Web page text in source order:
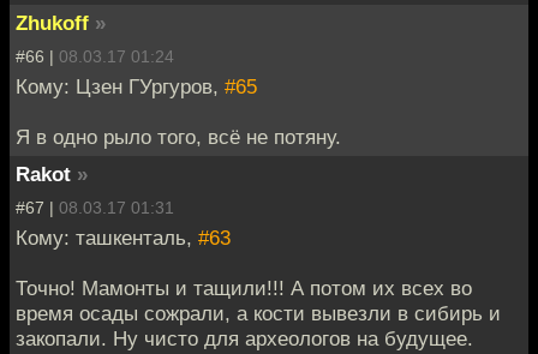
Zhukoff »
#66 | 08.03.17 01:24
Кому: Цзен ГУргуров, #65
Я в одно рыло того, всё не потяну.
Rakot »
#67 | 08.03.17 01:31
Кому: ташкенталь, #63
Точно! Мамонты и тащили!!! А потом их всех во
время осады сожрали, а кости вывезли в сибирь и
закопали. Ну чисто для археологов на будущее.